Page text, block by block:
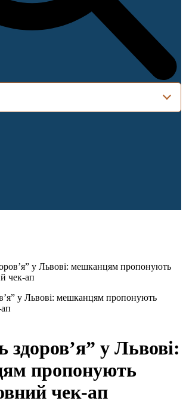
у Львові: мешканцям пропонують
чек-ап
здоров’я” у Львові:
пропонують
чек-ап